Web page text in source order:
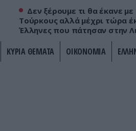
Δεν ξέρουμε τι θα έκανε με
Τούρκους αλλά μέχρι τώρα
Έλληνες που πάτησαν στην
ΚΥΡΙΑ ΘΕΜΑΤΑ ΟΙΚΟΝΟΜΙΑ